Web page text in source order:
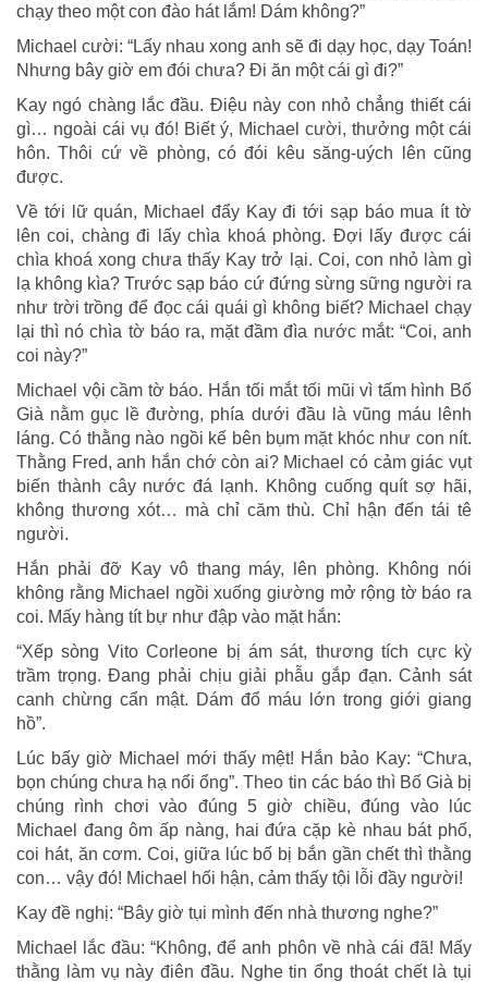
chạy theo một con đào hát lắm! Dám không?”
Michael cười: “Lấy nhau xong anh sẽ đi dạy học, dạy Toán!
Nhưng bây giờ em đói chưa? Đi ăn một cái gì đi?”
Kay ngó chàng lắc đầu. Điệu này con nhỏ chẳng thiết cái
gì… ngoài cái vụ đó! Biết ý, Michael cười, thưởng một cái
hôn. Thôi cứ về phòng, có đói kêu săng-uých lên cũng
được.
Về tới lữ quán, Michael đẩy Kay đi tới sạp báo mua ít tờ
lên coi, chàng đi lấy chìa khoá phòng. Đợi lấy được cái
chìa khoá xong chưa thấy Kay trở lại. Coi, con nhỏ làm gì
lạ không kìa? Trước sạp báo cứ đứng sừng sững người ra
như trời trồng để đọc cái quái gì không biết? Michael chạy
lại thì nó chìa tờ báo ra, mặt đầm đìa nước mắt: “Coi, anh
coi này?”
Michael vội cầm tờ báo. Hắn tối mắt tối mũi vì tấm hình Bố
Già nằm gục lề đường, phía dưới đầu là vũng máu lênh
láng. Có thằng nào ngồi kế bên bụm mặt khóc như con nít.
Thằng Fred, anh hắn chớ còn ai? Michael có cảm giác vụt
biến thành cây nước đá lạnh. Không cuống quít sợ hãi,
không thương xót… mà chỉ căm thù. Chỉ hận đến tái tê
người.
Hắn phải đỡ Kay vô thang máy, lên phòng. Không nói
không rằng Michael ngồi xuống giường mở rộng tờ báo ra
coi. Mấy hàng tít bự như đập vào mặt hắn:
“Xếp sòng Vito Corleone bị ám sát, thương tích cực kỳ
trầm trọng. Đang phải chịu giải phẫu gắp đạn. Cảnh sát
canh chừng cẩn mật. Dám đổ máu lớn trong giới giang
hồ”.
Lúc bấy giờ Michael mới thấy mệt! Hắn bảo Kay: “Chưa,
bọn chúng chưa hạ nổi ổng”. Theo tin các báo thì Bố Già bị
chúng rình chơi vào đúng 5 giờ chiều, đúng vào lúc
Michael đang ôm ấp nàng, hai đứa cặp kè nhau bát phố,
coi hát, ăn cơm. Coi, giữa lúc bố bị bắn gần chết thì thằng
con… vậy đó! Michael hối hận, cảm thấy tội lỗi đầy người!
Kay đề nghị: “Bây giờ tụi mình đến nhà thương nghe?”
Michael lắc đầu: “Không, để anh phôn về nhà cái đã! Mấy
thằng làm vụ này điên đầu. Nghe tin ổng thoát chết là tụi